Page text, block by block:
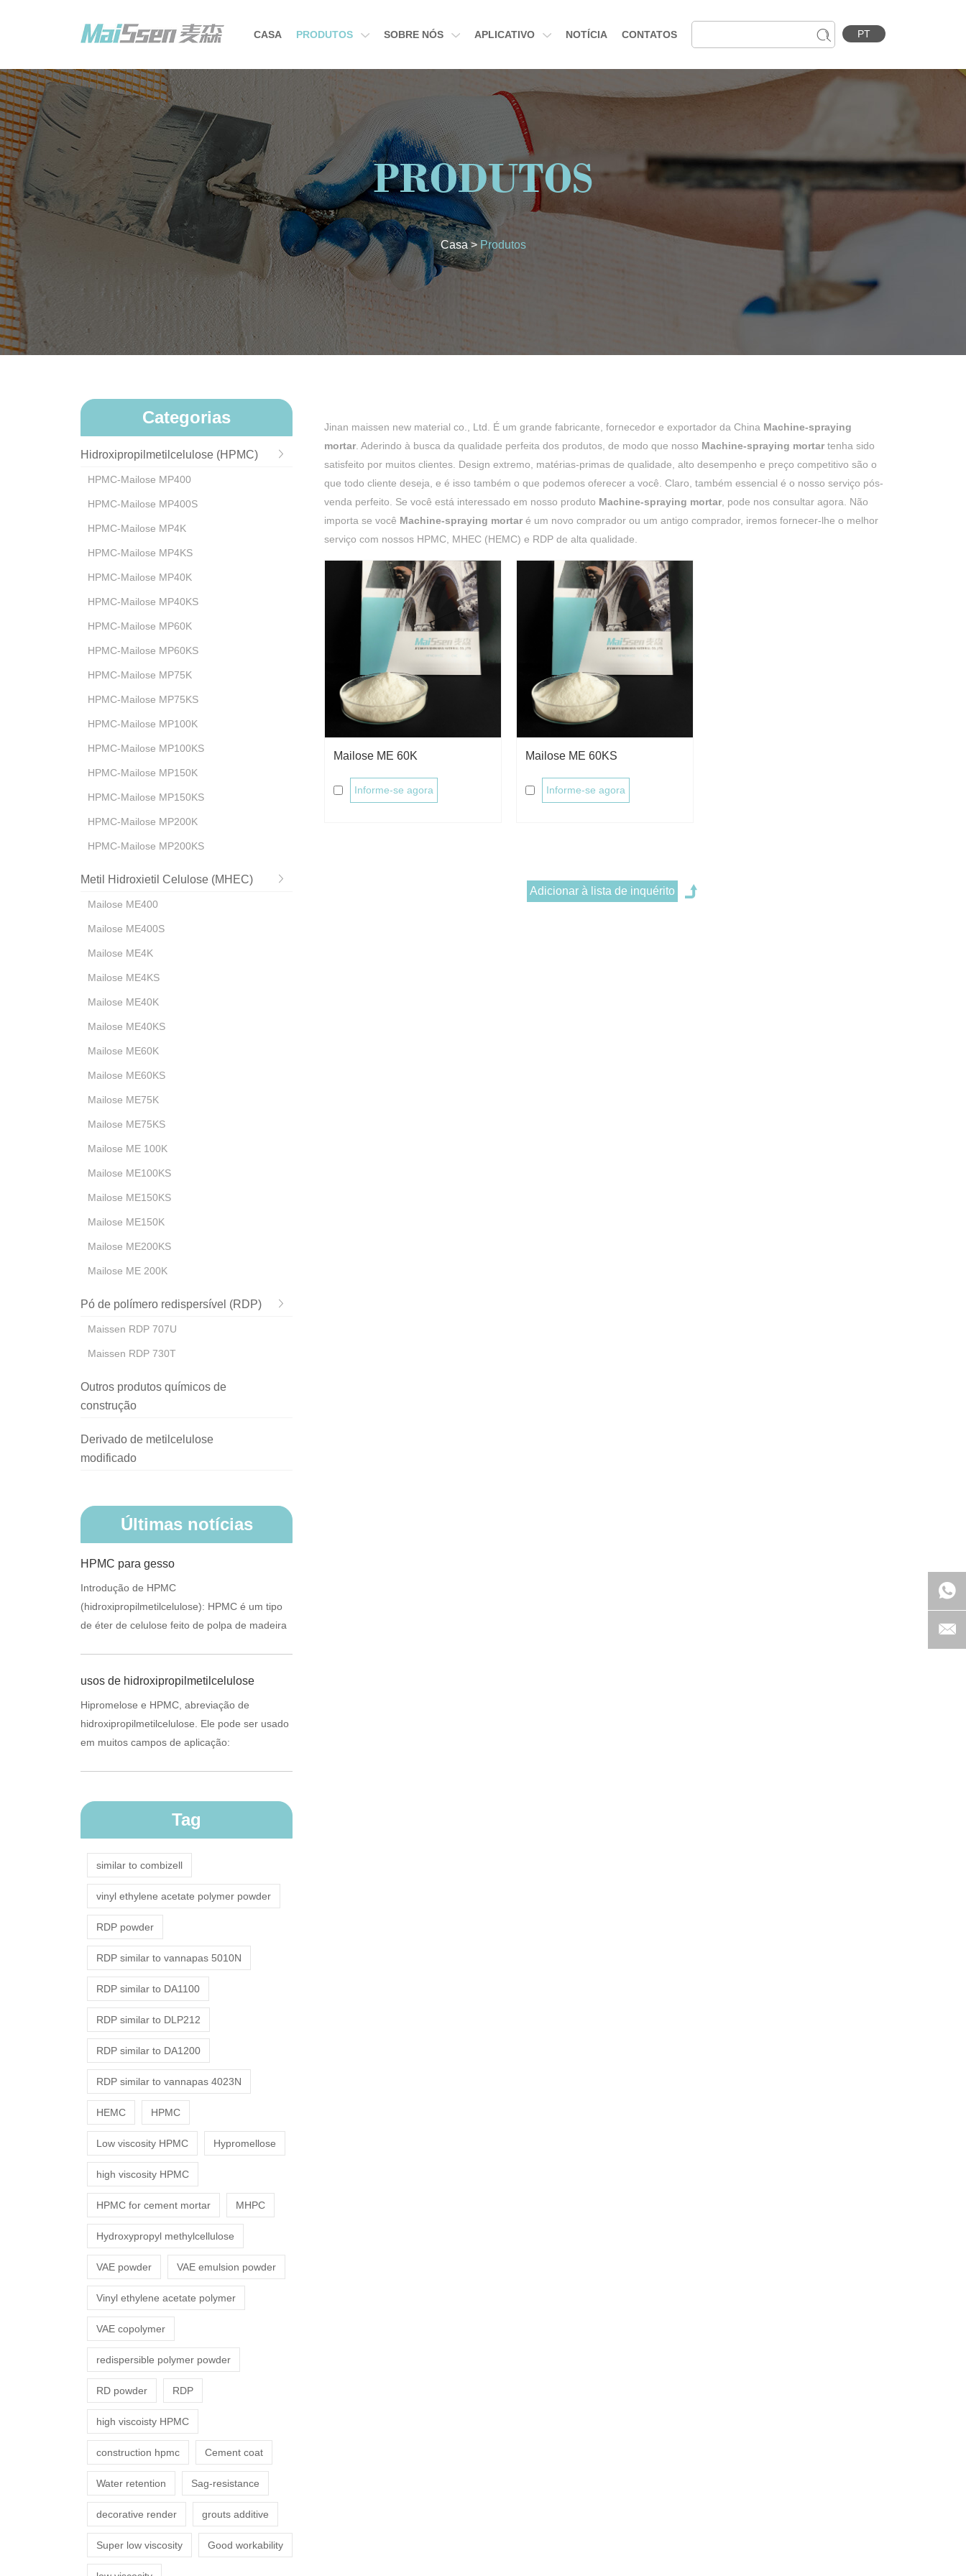
PT
CASA PRODUTOS SOBRE NÓS APLICATIVO NOTÍCIA CONTATOS
PRODUTOS
Casa> Produtos
Jinan maissen new material co., Ltd. É um grande fabricante, fornecedor e exportador da China Machine-spraying
mortar. Aderindo à busca da qualidade perfeita dos produtos, de modo que nosso Machine-spraying mortartenha sido
satisfeito por muitos clientes. Design extremo, matérias-primas de qualidade, alto desempenho e preço competitivo são o
que todo cliente deseja, e é isso também o que podemos oferecer a você. Claro, também essencial é o nosso serviço pós-
venda perfeito. Se você está interessado em nosso produto Machine-spraying mortar, pode nos consultar agora. Não
importa se você Machine-spraying mortaré um novo comprador ou um antigo comprador, iremos fornecer-lhe o melhor
serviço com nossos HPMC, MHEC (HEMC) e RDP de alta qualidade.
Mailose ME 60K
Informe-se agora
Mailose ME 60KS
Informe-se agora
Categorias
Hidroxipropilmetilcelulose (HPMC)
HPMC-Mailose MP400
HPMC-Mailose MP400S
HPMC-Mailose MP4K
HPMC-Mailose MP4KS
HPMC-Mailose MP40K
HPMC-Mailose MP40KS
HPMC-Mailose MP60K
HPMC-Mailose MP60KS
HPMC-Mailose MP75K
HPMC-Mailose MP75KS
HPMC-Mailose MP100K
HPMC-Mailose MP100KS
HPMC-Mailose MP150K
HPMC-Mailose MP150KS
HPMC-Mailose MP200K
HPMC-Mailose MP200KS
Metil Hidroxietil Celulose (MHEC)
Mailose ME400
Mailose ME400S
Mailose ME4K
Mailose ME4KS
Mailose ME40K
Mailose ME40KS
Mailose ME60K
Mailose ME60KS
Mailose ME75K
Mailose ME75KS
Mailose ME 100K
Mailose ME100KS
Mailose ME150KS
Mailose ME150K
Mailose ME200KS
Mailose ME 200K
Pó de polímero redispersível (RDP)
Maissen RDP 707U
Maissen RDP 730T
Outros produtos químicos de
construção
Derivado de metilcelulose
modificado
Últimas notícias
HPMC para gesso
Introdução de HPMC
(hidroxipropilmetilcelulose): HPMC é um tipo
de éter de celulose feito de polpa de madeira
usos de hidroxipropilmetilcelulose
Hipromelose e HPMC, abreviação de
hidroxipropilmetilcelulose. Ele pode ser usado
em muitos campos de aplicação:
Tag
similar to combizell
vinyl ethylene acetate polymer powder
RDP powder
RDP similar to vannapas 5010N
RDP similar to DA1100
RDP similar to DLP212
RDP similar to DA1200
RDP similar to vannapas 4023N
HEMC HPMC
Low viscosity HPMC Hypromellose
high viscosity HPMC
HPMC for cement mortar MHPC
Hydroxypropyl methylcellulose
VAE powder VAE emulsion powder
Vinyl ethylene acetate polymer
VAE copolymer
redispersible polymer powder
RD powder RDP
high viscoisty HPMC
construction hpmc Cement coat
Water retention Sag-resistance
decorative render grouts additive
Super low viscosity Good workability